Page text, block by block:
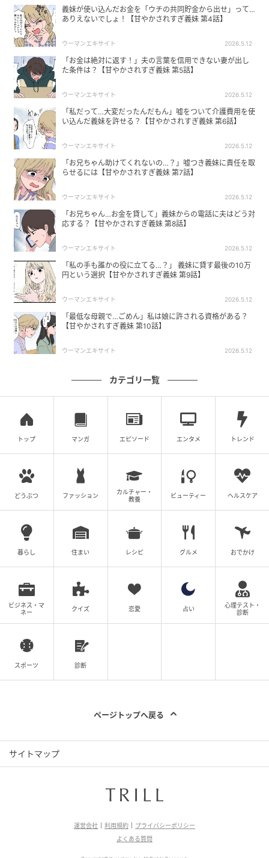
義妹が使い込んだお金を「ウチの共同貯金から出せ」って…
ありえないでしょ！【甘やかされすぎ義妹 第4話】
ウーマンエキサイト 2026.5.12
「お金は絶対に返す！」夫の言葉を信用できない妻が出し
た条件は？【甘やかされすぎ義妹 第5話】
ウーマンエキサイト 2026.5.12
「私だって…大変だったんだもん」嘘をついて介護費用を使
い込んだ義妹を許せる？【甘やかされすぎ義妹 第6話】
ウーマンエキサイト 2026.5.12
「お兄ちゃん助けてくれないの…？」嘘つき義妹に責任を取
らせるには【甘やかされすぎ義妹 第7話】
ウーマンエキサイト 2026.5.12
「お兄ちゃん…お金を貸して」義妹からの電話に夫はどう対
応する？【甘やかされすぎ義妹 第8話】
ウーマンエキサイト 2026.5.12
「私の手も誰かの役に立てる…？」 義妹に貸す最後の10万
円という選択【甘やかされすぎ義妹 第9話】
ウーマンエキサイト 2026.5.12
「最低な母親で…ごめん」私は娘に許される資格がある？
【甘やかされすぎ義妹 第10話】
ウーマンエキサイト 2026.5.12
カテゴリ一覧
トップ マンガ エピソード エンタメ トレンド
どうぶつ ファッション
カルチャー・
教養
ビューティー ヘルスケア
暮らし 住まい レシピ グルメ おでかけ
ビジネス・マ
ネー
クイズ 恋愛 占い
心理テスト・
診断
スポーツ 診断
ページトップへ戻る
サイトマップ
運営会社 利用規約
プライバシーポリシー
よくある質問